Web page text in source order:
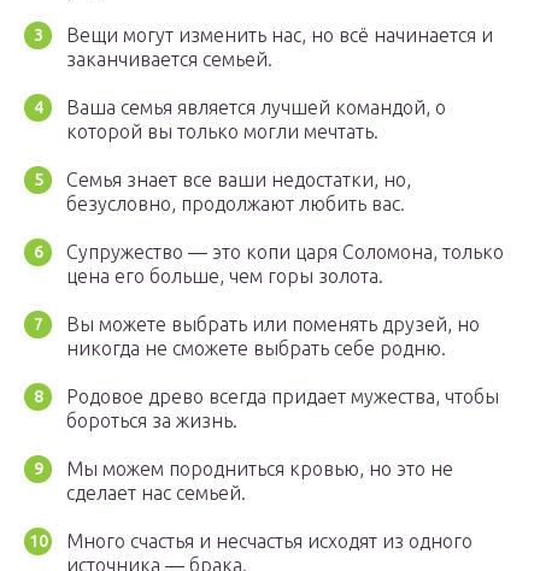
Вещи могут изменить нас, но всё начинается и
заканчивается семьей.
Ваша семья является лучшей командой, о
которой вы только могли мечтать.
Семья знает все ваши недостатки, но,
безусловно, продолжают любить вас.
Супружество — это копи царя Соломона, только
цена его больше, чем горы золота.
Вы можете выбрать или поменять друзей, но
никогда не сможете выбрать себе родню.
Родовое древо всегда придает мужества, чтобы
бороться за жизнь.
Мы можем породниться кровью, но это не
сделает нас семьей.
Много счастья и несчастья исходят из одного
источника — брака.